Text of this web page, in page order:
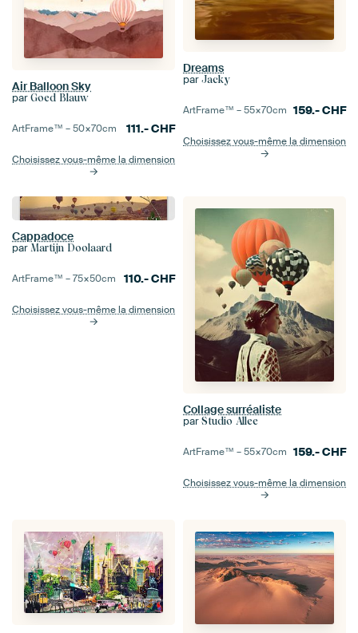
Air Balloon Sky
par Goed Blauw
ArtFrame™ –50×70cm 111.-CHF
Choisissez vous-même la dimension
Dreams
par Jacky
ArtFrame™ –55×70cm 159.-CHF
Choisissez vous-même la dimension
Cappadoce
par Martijn Doolaard
ArtFrame™ –75×50cm 110.-CHF
Choisissez vous-même la dimension
Collage surréaliste
par Studio Allee
ArtFrame™ –55×70cm 159.-CHF
Choisissez vous-même la dimension